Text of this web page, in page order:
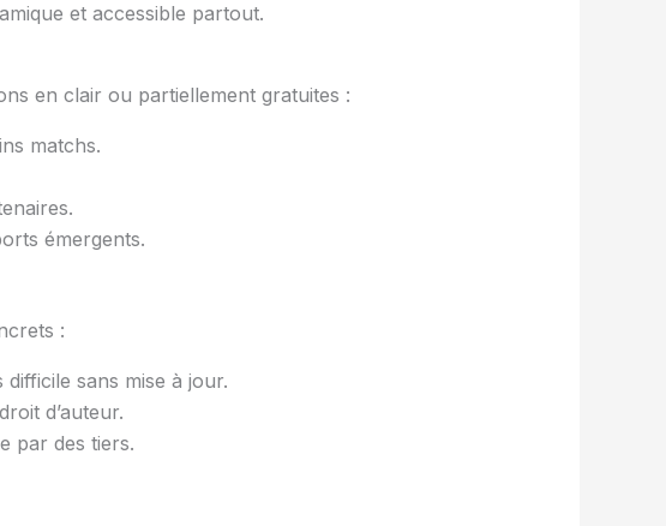
et accessible partout.
en clair ou partiellement gratuites :
matchs.
émergents.
:
sans mise à jour.
d’auteur.
par des tiers.